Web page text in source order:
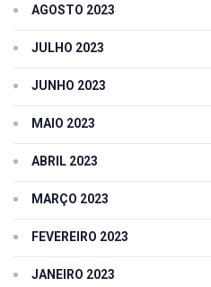
AGOSTO 2023
JULHO 2023
JUNHO 2023
MAIO 2023
ABRIL 2023
MARÇO 2023
FEVEREIRO 2023
JANEIRO 2023